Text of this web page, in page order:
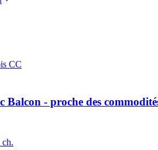
CC
Balcon - proche des
ch.